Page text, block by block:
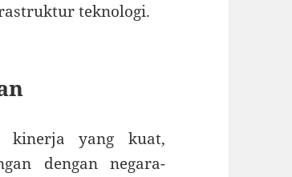
teknologi.
kinerja yang kuat,
dengan negara-